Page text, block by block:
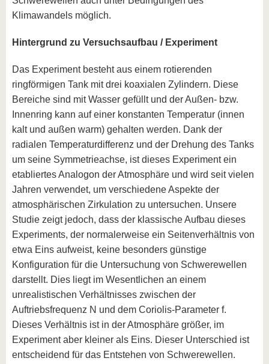
Klimawandels möglich.
Hintergrund zu Versuchsaufbau / Experiment
Das Experiment besteht aus einem rotierenden
ringförmigen Tank mit drei koaxialen Zylindern. Diese
Bereiche sind mit Wasser gefüllt und der Außen- bzw.
Innenring kann auf einer konstanten Temperatur (innen
kalt und außen warm) gehalten werden. Dank der
radialen Temperaturdifferenz und der Drehung des Tanks
um seine Symmetrieachse, ist dieses Experiment ein
etabliertes Analogon der Atmosphäre und wird seit vielen
Jahren verwendet, um verschiedene Aspekte der
atmosphärischen Zirkulation zu untersuchen. Unsere
Studie zeigt jedoch, dass der klassische Aufbau dieses
Experiments, der normalerweise ein Seitenverhältnis von
etwa Eins aufweist, keine besonders günstige
Konfiguration für die Untersuchung von Schwerewellen
darstellt. Dies liegt im Wesentlichen an einem
unrealistischen Verhältnisses zwischen der
Auftriebsfrequenz N und dem Coriolis-Parameter f.
Dieses Verhältnis ist in der Atmosphäre größer, im
Experiment aber kleiner als Eins. Dieser Unterschied ist
entscheidend für das Entstehen von Schwerewellen.